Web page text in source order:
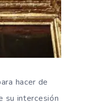
hacer de
su intercesión